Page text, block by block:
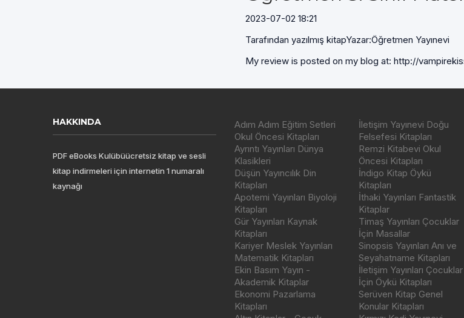
2023-07-02 18:21
Tarafından yazılmış kitapYazar:Öğretmen Yayınevi
My review is posted on my blog at: http://
HAKKINDA
PDF eBooks Kulübüücretsiz kitap ve sesli
kitap indirmeleri için internetin 1 numaralı
kaynağı
Adım Adım Eğitim Setleri
Okul Öncesi Kitapları
Ayrıntı Yayınları Dünya
Klasikleri
Düşün Yayıncılık Din
Kitapları
Apotemi Yayınları Biyoloji
Kitapları
Gür Yayınları Kaynak
Kitapları
Kariyer Meslek Yayınları
Matematik Kitapları
Ekin Basım Yayın -
Akademik Kitaplar
Ekonomi Pazarlama
Kitapları
İletişim Yayınevi Doğu
Felsefesi Kitapları
Remzi Kitabevi Okul
Öncesi Kitapları
İndigo Kitap Öykü
Kitapları
İthaki Yayınları Fantastik
Kitaplar
Timaş Yayınları Çocuklar
İçin Masallar
Sinopsis Yayınları Anı ve
Seyahatname Kitapları
İletişim Yayınları Çocuklar
İçin Öykü Kitapları
Serüven Kitap Genel
Konular Kitapları